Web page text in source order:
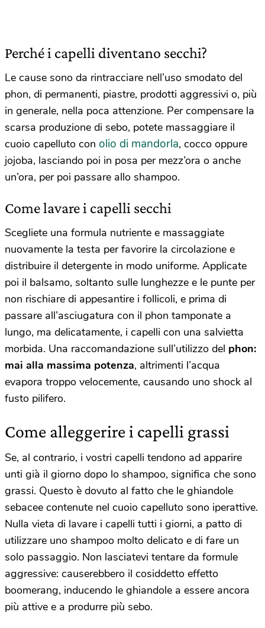
Perché i capelli diventano secchi?
Le cause sono da rintracciare nell’uso smodato del
phon, di permanenti, piastre, prodotti aggressivi o, più
in generale, nella poca attenzione. Per compensare la
scarsa produzione di sebo, potete massaggiare il
cuoio capelluto con olio di mandorla, cocco oppure
jojoba, lasciando poi in posa per mezz’ora o anche
un’ora, per poi passare allo shampoo.
Come lavare i capelli secchi
Scegliete una formula nutriente e massaggiate
nuovamente la testa per favorire la circolazione e
distribuire il detergente in modo uniforme. Applicate
poi il balsamo, soltanto sulle lunghezze e le punte per
non rischiare di appesantire i follicoli, e prima di
passare all’asciugatura con il phon tamponate a
lungo, ma delicatamente, i capelli con una salvietta
morbida. Una raccomandazione sull’utilizzo del phon:
mai alla massima potenza, altrimenti l’acqua
evapora troppo velocemente, causando uno shock al
fusto pilifero.
Come alleggerire i capelli grassi
Se, al contrario, i vostri capelli tendono ad apparire
unti già il giorno dopo lo shampoo, significa che sono
grassi. Questo è dovuto al fatto che le ghiandole
sebacee contenute nel cuoio capelluto sono iperattive.
Nulla vieta di lavare i capelli tutti i giorni, a patto di
utilizzare uno shampoo molto delicato e di fare un
solo passaggio. Non lasciatevi tentare da formule
aggressive: causerebbero il cosiddetto effetto
boomerang, inducendo le ghiandole a essere ancora
più attive e a produrre più sebo.